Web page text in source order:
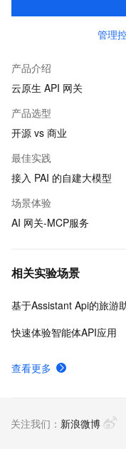
管理
产品介绍
云原生 API 网关
产品选型
开源 vs 商业
最佳实践
接入 PAI 的自建大模型
场景体验
AI 网关-MCP服务
相关实验场景
基于Assistant Api的旅游
快速体验智能体API应用
查看更多
关注我们： 新浪微博